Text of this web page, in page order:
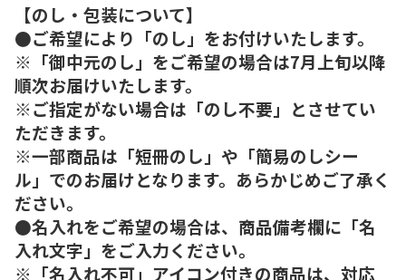
【のし・包装について】
●ご希望により「のし」をお付けいたします。
※「御中元のし」をご希望の場合は7月上旬以降
順次お届けいたします。
※ご指定がない場合は「のし不要」とさせてい
ただきます。
※一部商品は「短冊のし」や「簡易のしシー
ル」でのお届けとなります。あらかじめご了承く
ださい。
●名入れをご希望の場合は、商品備考欄に「名
入れ文字」をご入力ください。
※「名入れ不可」アイコン付きの商品は、対応